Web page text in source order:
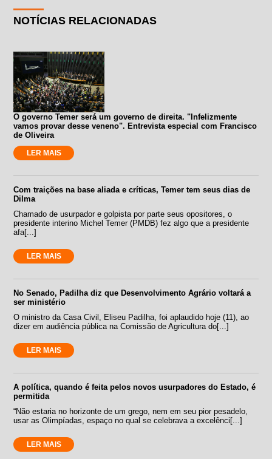
NOTÍCIAS RELACIONADAS
O governo Temer será um governo de direita. "Infelizmente
vamos provar desse veneno". Entrevista especial com Francisco
de Oliveira
LER MAIS
Com traições na base aliada e críticas, Temer tem seus dias de
Dilma
Chamado de usurpador e golpista por parte seus opositores, o
presidente interino Michel Temer (PMDB) fez algo que a presidente
afa[...]
LER MAIS
No Senado, Padilha diz que Desenvolvimento Agrário voltará a
ser ministério
O ministro da Casa Civil, Eliseu Padilha, foi aplaudido hoje (11), ao
dizer em audiência pública na Comissão de Agricultura do[...]
LER MAIS
A política, quando é feita pelos novos usurpadores do Estado, é
permitida
“Não estaria no horizonte de um grego, nem em seu pior pesadelo,
usar as Olimpíadas, espaço no qual se celebrava a excelênci[...]
LER MAIS